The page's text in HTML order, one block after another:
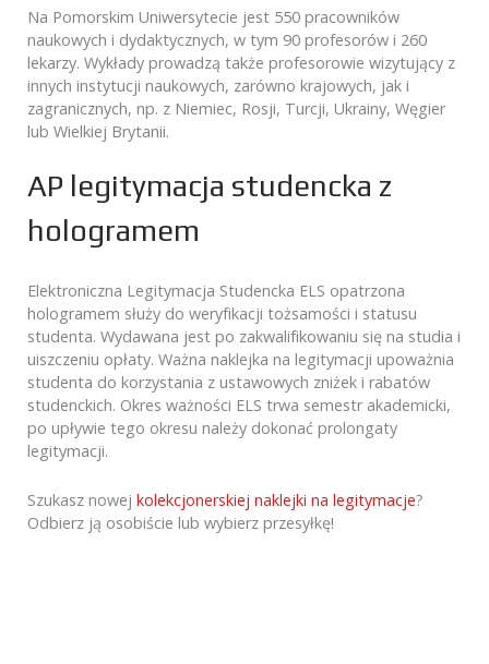
Na Pomorskim Uniwersytecie jest 550 pracowników
naukowych i dydaktycznych, w tym 90 profesorów i 260
lekarzy. Wykłady prowadzą także profesorowie wizytujący z
innych instytucji naukowych, zarówno krajowych, jak i
zagranicznych, np. z Niemiec, Rosji, Turcji, Ukrainy, Węgier
lub Wielkiej Brytanii.
AP legitymacja studencka z
hologramem
Elektroniczna Legitymacja Studencka ELS opatrzona
hologramem służy do weryfikacji tożsamości i statusu
studenta. Wydawana jest po zakwalifikowaniu się na studia i
uiszczeniu opłaty. Ważna naklejka na legitymacji upoważnia
studenta do korzystania z ustawowych zniżek i rabatów
studenckich. Okres ważności ELS trwa semestr akademicki,
po upływie tego okresu należy dokonać prolongaty
legitymacji.
Szukasz nowej kolekcjonerskiej naklejki na legitymacje?
Odbierz ją osobiście lub wybierz przesyłkę!